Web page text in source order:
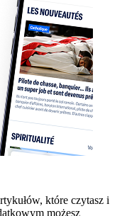
które czytasz i
możesz